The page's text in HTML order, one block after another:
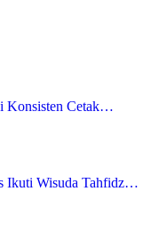
Konsisten Cetak…
Ikuti Wisuda Tahfidz…